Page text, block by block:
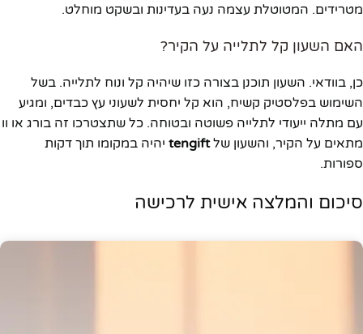
מטרידים. המטוטלת עצמה נעה בעדינות ובשקט מוחלט.
האם השעון קל לתלייה על הקיר?
כן, בוודאי. השעון תוכנן בצורה כזו שיהיה קל ונוח לתלייה. בשל
השימוש בפלסטיק קשיח, הוא קל יחסית לשעוני עץ כבדים, ומגיע
עם מתלה ייעודי לתלייה פשוטה ובטוחה. כל שתצטרכו זה בורג או וו
מתאים על הקיר, והשעון שלtengift יהיה במקומו תוך דקות
ספורות.
סיכום והמלצה אישית לרכישה